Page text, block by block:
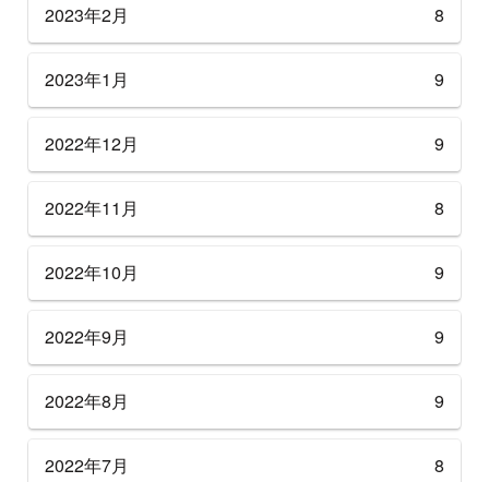
2023年2月 8
2023年1月 9
2022年12月 9
2022年11月 8
2022年10月 9
2022年9月 9
2022年8月 9
2022年7月 8